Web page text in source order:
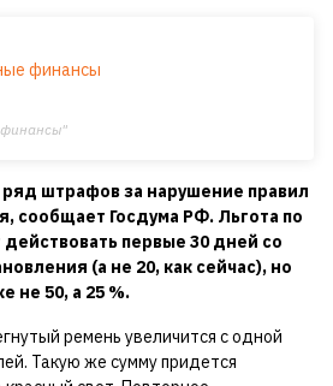
финансы
ряд штрафов за нарушение правил
сообщает Госдума РФ. Льгота по
первые 30 дней со
(а не 20, как сейчас), но
не 50, а 25 %.
ремень увеличится с одной
Такую же сумму придется